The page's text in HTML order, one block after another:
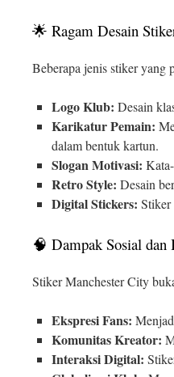
🌟 Ragam Desain
Beberapa jenis stiker yang
Logo Klub: Desain
Karikatur Pemain:
dalam bentuk kartun.
Slogan Motivasi:
Retro Style: Desain
Digital Stickers: Stiker
🧠 Dampak Sosial dan
Stiker Manchester City
Ekspresi Fans:
Komunitas Kreator:
Interaksi Digital: